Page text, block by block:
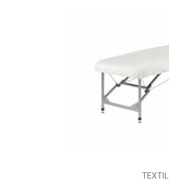
TEXTIL